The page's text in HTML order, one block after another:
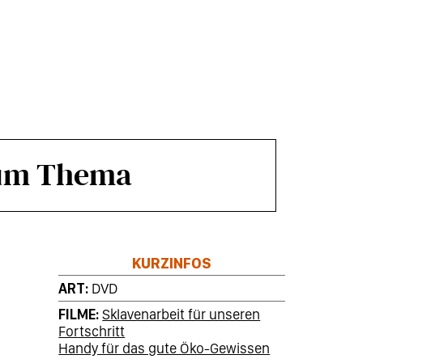
Thema
KURZINFOS
ART DVD
FILME Sklavenarbeit für unseren
Fortschritt
Handy für das gute Öko-Gewissen